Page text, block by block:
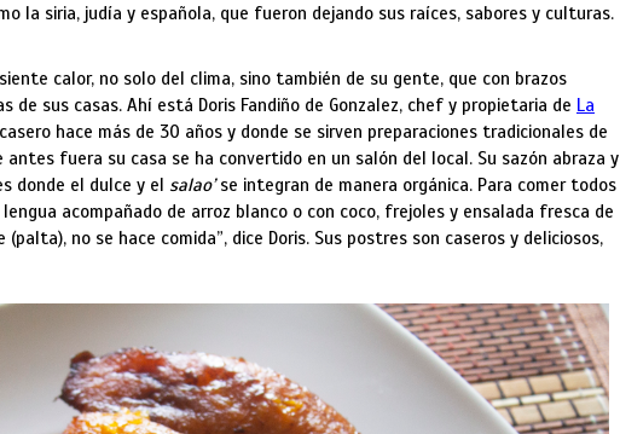
la siria, judía y española, que fueron dejando sus raíces, sabores y culturas.
calor, no solo del clima, sino también de su gente, que con brazos
sus casas. Ahí está Doris Fandiño de Gonzalez, chef y propietaria de La
hace más de 30 años y donde se sirven preparaciones tradicionales de
antes fuera su casa se ha convertido en un salón del local. Su sazón abraza y
donde el dulce y el salao’se integran de manera orgánica. Para comer todos
acompañado de arroz blanco o con coco, frejoles y ensalada fresca de
no se hace comida”, dice Doris. Sus postres son caseros y deliciosos,